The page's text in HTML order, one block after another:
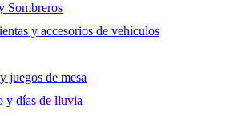
Sombreros
y accesorios de vehículos
juegos de mesa
y días de lluvia